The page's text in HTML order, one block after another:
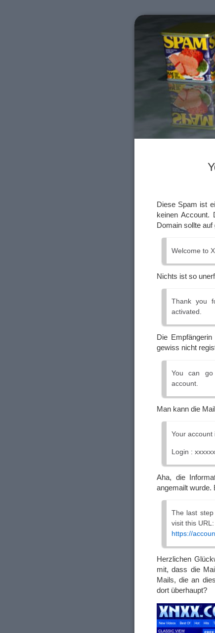
Diese Spam ist
keinen Account.
Domain sollte auf
Welcome to
Nichts ist so
Thank you
activated.
Die
gewiss nicht
You can
account.
Man kann die
Your
Login :
Aha, die
angemailt wurde.
The last
visit this URL:
https://
Herzlichen
mit, dass die
Mails, die an
dort überhaupt?